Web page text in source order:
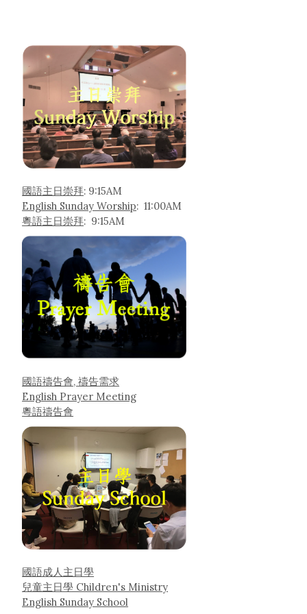
國語主日崇拜: 9:15AM
English Sunday Worship: 11:00AM
粵語主日崇拜: 9:15AM
國語禱告會, 禱告需求
English Prayer Meeting
粵語禱告會
國語成人主日學
兒童主日學 Children's Ministry
English Sunday School